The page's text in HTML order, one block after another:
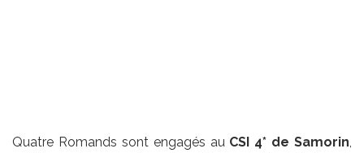
Quatre Romands sont engagés au CSI 4* de Samorin,